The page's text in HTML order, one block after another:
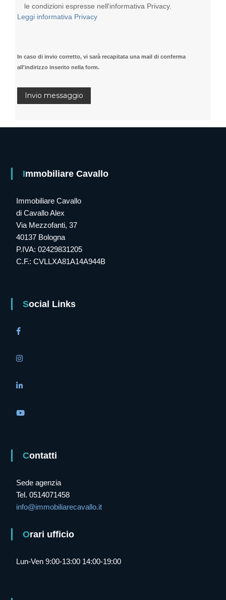
le condizioni espresse nell'informativa Privacy.
Leggi informativa Privacy
In caso di invio corretto, vi sarà recapitata una mail di conferma
all'indirizzo inserito nella form.
Immobiliare Cavallo
Immobiliare Cavallo
di Cavallo Alex
Via Mezzofanti, 37
40137 Bologna
P.IVA: 02429831205
C.F.: CVLLXA81A14A944B
Social Links
Contatti
Sede agenzia
Tel. 0514071458
info@immobiliarecavallo.it
Orari ufficio
Lun-Ven 9:00-13:00 14:00-19:00